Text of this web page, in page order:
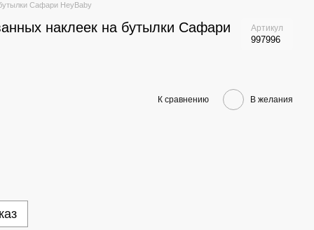
Сафари HeyBaby
наклеек на бутылки Сафари
Артикул
997996
К сравнению В желания